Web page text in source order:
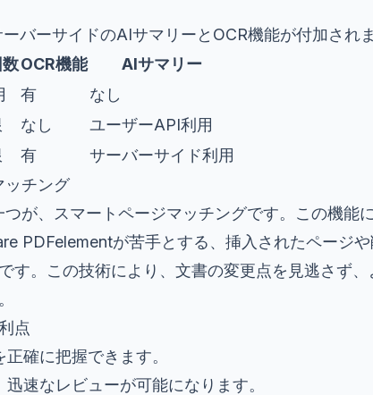
バーサイドのAIサマリーとOCR機能が付加されま
数OCR機能
AIサマリー
有
なし
なし
ユーザーAPI利用
有
サーバーサイド利用
チング
が、スマートページマッチングです。この機能に
PDFelementが苦手とする、挿入されたページ
す。この技術により、文書の変更点を見逃さず、
点
確に把握できます。
速なレビューが可能になります。